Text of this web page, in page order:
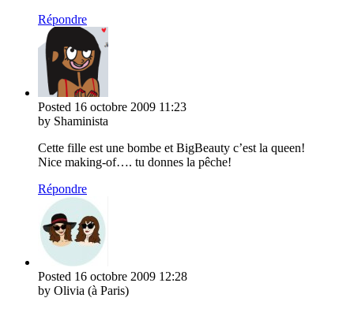
Répondre
Posted 16 octobre 2009 11:23
by Shaminista
Cette fille est une bombe et BigBeauty c’est la queen!
Nice making-of…. tu donnes la pêche!
Répondre
Posted 16 octobre 2009 12:28
by Olivia (à Paris)